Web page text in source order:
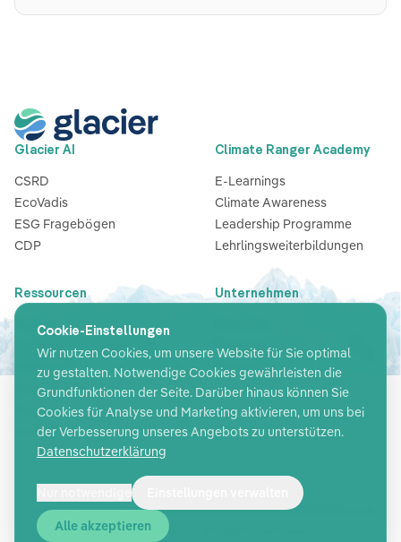
Glacier AI
CSRD
EcoVadis
ESG Fragebögen
CDP
Climate Ranger Academy
E-Learnings
Climate Awareness
Leadership Programme
Lehrlingsweiterbildungen
Ressourcen
Blog
Guides & Checklisten
Webinare
Case Studies
News
Glossar
Unternehmen
Partners
Karriere
Kontakt
AGBDatenschutzSicherheitImpressumCookie-Einstellungen
©2026Glacier AI
Cookie-Einstellungen
Wir nutzen Cookies, um unsere Website für Sie optimal
zu gestalten. Notwendige Cookies gewährleisten die
Grundfunktionen der Seite. Darüber hinaus können Sie
Cookies für Analyse und Marketing aktivieren, um uns bei
der Verbesserung unseres Angebots zu unterstützen.
Datenschutzerklärung
Alle akzeptieren